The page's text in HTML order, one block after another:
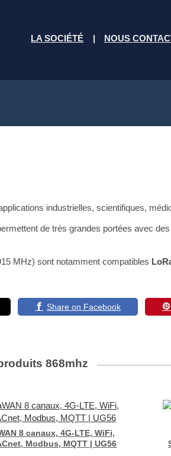
LA SOCIÉTÉ NOUS
industrielles, scientifiques,
de très grandes portées avec
MHz) sont notamment compatibles
Share on Facebook
868mhz
8 canaux, 4G-LTE, WiFi,
Modbus, MQTT | UG56